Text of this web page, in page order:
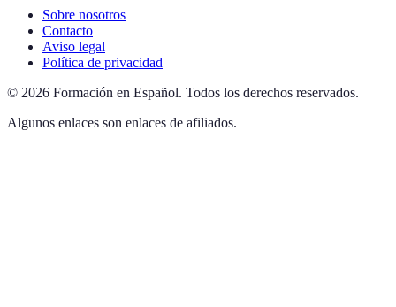
Sobre nosotros
Contacto
Aviso legal
Política de privacidad
© 2026 Formación en Español. Todos los derechos reservados.
Algunos enlaces son enlaces de afiliados.